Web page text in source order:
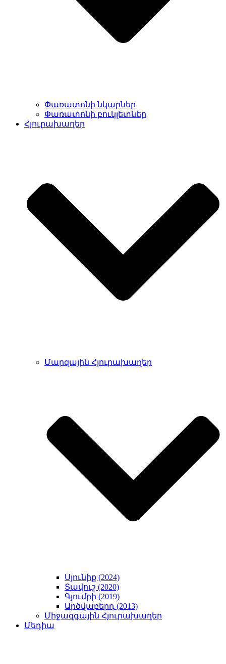
Փառատոնի նկարներ
Փառատոնի բուկլետներ
Հյուրախաղեր
Մարզային Հյուրախաղեր
Սյունիք (2024)
Տավուշ (2020)
Գյումրի (2019)
Արծվաբերդ (2013)
Միջազգային Հյուրախաղեր
Մեդիա